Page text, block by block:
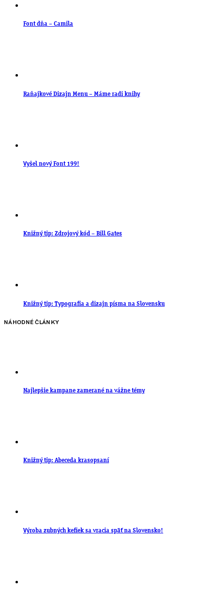
Font dňa – Camila
Raňajkové Dizajn Menu – Máme radi knihy
Vyšel nový Font 199!
Knižný tip: Zdrojový kód – Bill Gates
Knižný tip: Typografia a dizajn písma na Slovensku
NÁHODNÉ ČLÁNKY
Najlepšie kampane zamerané na vážne témy
Knižný tip: Abeceda krasopsaní
Výroba zubných kefiek sa vracia späť na Slovensko!